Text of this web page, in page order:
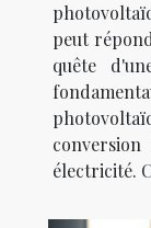
peut
quête
électricité.